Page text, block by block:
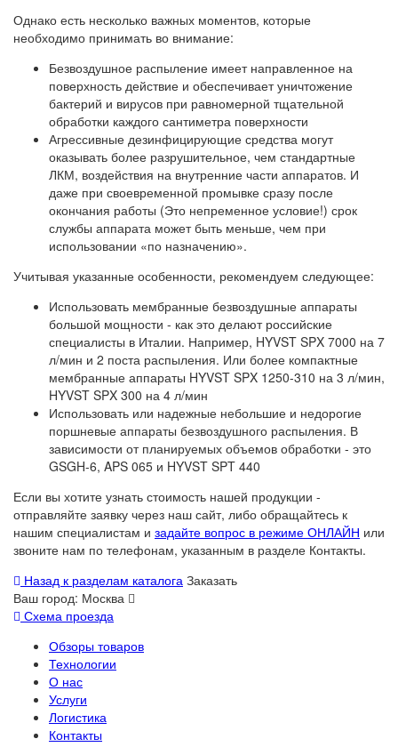
Однако есть несколько важных моментов, которые
необходимо принимать во внимание:
Безвоздушное распыление имеет направленное на
поверхность действие и обеспечивает уничтожение
бактерий и вирусов при равномерной тщательной
обработки каждого сантиметра поверхности
Агрессивные дезинфицирующие средства могут
оказывать более разрушительное, чем стандартные
ЛКМ, воздействия на внутренние части аппаратов. И
даже при своевременной промывке сразу после
окончания работы (Это непременное условие!) срок
службы аппарата может быть меньше, чем при
использовании «по назначению».
Учитывая указанные особенности, рекомендуем следующее:
Использовать мембранные безвоздушные аппараты
большой мощности - как это делают российские
специалисты в Италии. Например, HYVST SPX 7000 на 7
л/мин и 2 поста распыления. Или более компактные
мембранные аппараты HYVST SPX 1250-310 на 3 л/мин,
HYVST SPX 300 на 4 л/мин
Использовать или надежные небольшие и недорогие
поршневые аппараты безвоздушного распыления. В
зависимости от планируемых объемов обработки - это
GSGH-6, APS 065 и HYVST SPT 440
Если вы хотите узнать стоимость нашей продукции -
отправляйте заявку через наш сайт, либо обращайтесь к
нашим специалистам и задайте вопрос в режиме ОНЛАЙН или
звоните нам по телефонам, указанным в разделе Контакты.
Назад к разделам каталога Заказать
Ваш город: Москва
Схема проезда
Обзоры товаров
Технологии
О нас
Услуги
Логистика
Контакты